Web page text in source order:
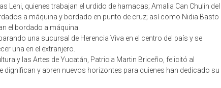
Leni, quienes trabajan el urdido de hamacas; Amalia Can Chulin del
a máquina y bordado en punto de cruz; así como Nidia Basto
el bordado a máquina.
una sucursal de Herencia Viva en el centro del país y se
una en el extranjero.
y las Artes de Yucatán, Patricia Martin Briceño, felicitó al
dignifican y abren nuevos horizontes para quienes han dedicado su